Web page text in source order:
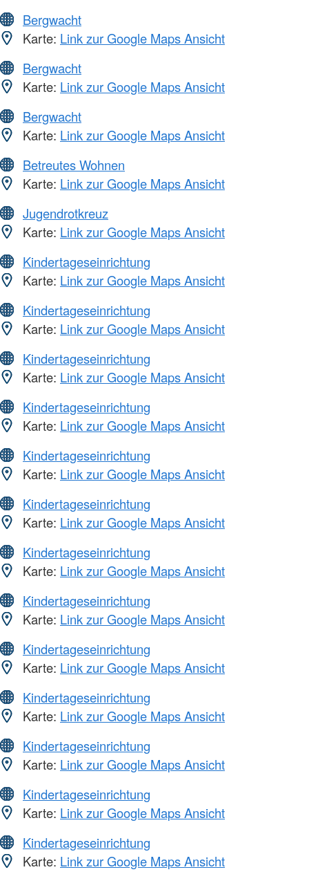
Bergwacht
Karte: Link zur Google Maps Ansicht
Bergwacht
Karte: Link zur Google Maps Ansicht
Bergwacht
Karte: Link zur Google Maps Ansicht
Betreutes Wohnen
Karte: Link zur Google Maps Ansicht
Jugendrotkreuz
Karte: Link zur Google Maps Ansicht
Kindertageseinrichtung
Karte: Link zur Google Maps Ansicht
Kindertageseinrichtung
Karte: Link zur Google Maps Ansicht
Kindertageseinrichtung
Karte: Link zur Google Maps Ansicht
Kindertageseinrichtung
Karte: Link zur Google Maps Ansicht
Kindertageseinrichtung
Karte: Link zur Google Maps Ansicht
Kindertageseinrichtung
Karte: Link zur Google Maps Ansicht
Kindertageseinrichtung
Karte: Link zur Google Maps Ansicht
Kindertageseinrichtung
Karte: Link zur Google Maps Ansicht
Kindertageseinrichtung
Karte: Link zur Google Maps Ansicht
Kindertageseinrichtung
Karte: Link zur Google Maps Ansicht
Kindertageseinrichtung
Karte: Link zur Google Maps Ansicht
Kindertageseinrichtung
Karte: Link zur Google Maps Ansicht
Kindertageseinrichtung
Karte: Link zur Google Maps Ansicht